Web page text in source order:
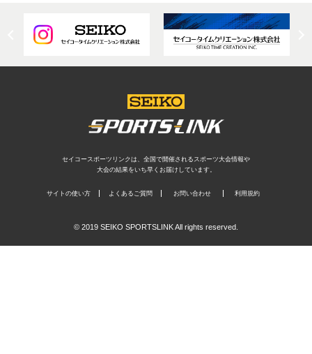
セイコースポーツリンクは、全国で開催されるスポーツ大会情報や
大会の結果をいち早くお届けしています。
サイトの使い方 よくあるご質問 お問い合わせ 利用規約
© 2019 SEIKO SPORTSLINK All rights reserved.